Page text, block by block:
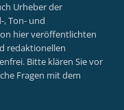
Urheber der
, Ton- und
hier veröffentlichten
redaktionellen
Bitte klären Sie vor
Fragen mit dem